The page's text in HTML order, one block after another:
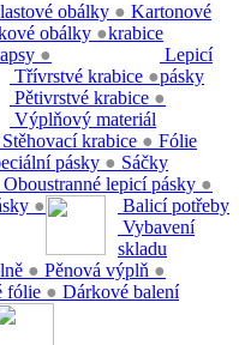
obálky ●
obálky ●
●
Kartonové
krabice
Třívrstvé krabice ●
Pětivrstvé krabice ●
Stěhovací krabice ●
Lepicí
pásky
pásky ●
Oboustranné lepicí pásky ●
●
Výplňový materiál
● Pěnová výplň ●
Fólie
fólie ●
Sáčky
Balicí potřeby
Vybavení
skladu
Dárkové balení